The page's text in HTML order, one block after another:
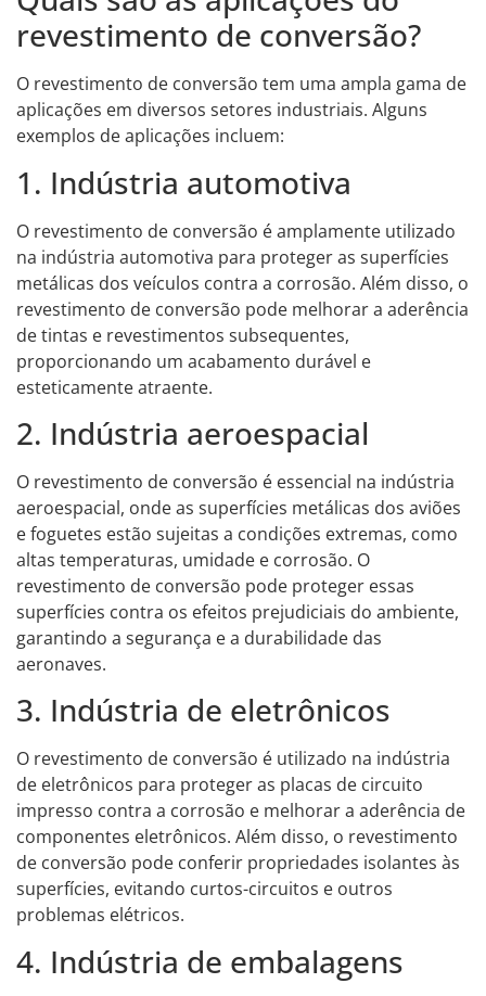
revestimento de conversão?
O revestimento de conversão tem uma ampla gama de
aplicações em diversos setores industriais. Alguns
exemplos de aplicações incluem:
1. Indústria automotiva
O revestimento de conversão é amplamente utilizado
na indústria automotiva para proteger as superfícies
metálicas dos veículos contra a corrosão. Além disso, o
revestimento de conversão pode melhorar a aderência
de tintas e revestimentos subsequentes,
proporcionando um acabamento durável e
esteticamente atraente.
2. Indústria aeroespacial
O revestimento de conversão é essencial na indústria
aeroespacial, onde as superfícies metálicas dos aviões
e foguetes estão sujeitas a condições extremas, como
altas temperaturas, umidade e corrosão. O
revestimento de conversão pode proteger essas
superfícies contra os efeitos prejudiciais do ambiente,
garantindo a segurança e a durabilidade das
aeronaves.
3. Indústria de eletrônicos
O revestimento de conversão é utilizado na indústria
de eletrônicos para proteger as placas de circuito
impresso contra a corrosão e melhorar a aderência de
componentes eletrônicos. Além disso, o revestimento
de conversão pode conferir propriedades isolantes às
superfícies, evitando curtos-circuitos e outros
problemas elétricos.
4. Indústria de embalagens